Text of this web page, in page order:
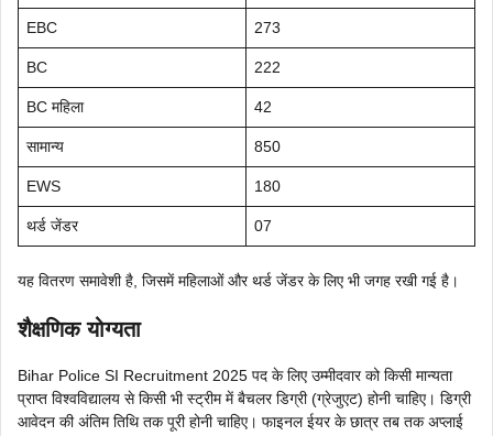
EBC 273
BC 222
BC महिला 42
सामान्य 850
EWS 180
थर्ड जेंडर 07
यह वितरण समावेशी है, जिसमें महिलाओं और थर्ड जेंडर के लिए भी जगह रखी गई है।
शैक्षणिक योग्यता
Bihar Police SI Recruitment 2025 पद के लिए उम्मीदवार को किसी मान्यता
प्राप्त विश्वविद्यालय से किसी भी स्ट्रीम में बैचलर डिग्री (ग्रेजुएट) होनी चाहिए। डिग्री
आवेदन की अंतिम तिथि तक पूरी होनी चाहिए। फाइनल ईयर के छात्र तब तक अप्लाई